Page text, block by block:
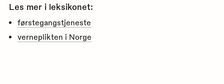
Les mer i leksikonet:
førstegangstjeneste
verneplikten i Norge